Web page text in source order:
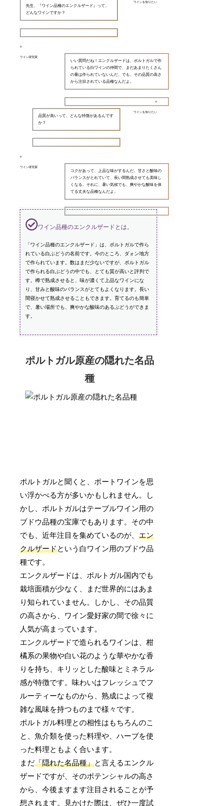
ワインを知りたい
先生、『ワイン品種のエンクルザード』って、
どんなワインですか？
ワイン研究家
いい質問だね！エンクルザードは、ポルトガルで作
られている白ワインの仲間で、まだあまりたくさん
の量は作られていないんだ。でも、その品質の高さ
から注目されている品種なんだよ。
ワインを知りたい
品質が高いって、どんな特徴があるんです
か？
ワイン研究家
コクがあって、上品な味がするんだ。甘さと酸味の
バランスがとれていて、長い間熟成させても美味し
くなる。それに、暑い気候でも、爽やかな酸味を保
てる丈夫な品種なんだよ。
ワイン品種のエンクルザードとは。
「ワイン品種のエンクルザード」は、ポルトガルで作ら
れている白ぶどうの名前です。今のところ、ダォン地方
で作られています。数はまだ少ないですが、ポルトガル
で作られる白ぶどうの中でも、とても質が高いと評判で
す。樽で熟成させると、味が濃くて上品なワインにな
り、甘みと酸味のバランスがとてもよくなります。長い
間寝かせて熟成させることもできます。育てるのも簡単
で、暑い場所でも、爽やかな酸味のあるぶどうができま
す。
ポルトガル原産の隠れた名品
種
ポルトガルと聞くと、ポートワインを思
い浮かべる方が多いかもしれません。し
かし、ポルトガルはテーブルワイン用の
ブドウ品種の宝庫でもあります。その中
でも、近年注目を集めているのが、エン
クルザードという白ワイン用のブドウ品
種です。
エンクルザードは、ポルトガル国内でも
栽培面積が少なく、まだ世界的にはあま
り知られていません。しかし、その品質
の高さから、ワイン愛好家の間で徐々に
人気が高まっています。
エンクルザードで造られるワインは、柑
橘系の果物や白い花のような華やかな香
りを持ち、キリッとした酸味とミネラル
感が特徴です。味わいはフレッシュでフ
ルーティーなものから、熟成によって複
雑な風味を持つものまで様々です。
ポルトガル料理との相性はもちろんのこ
と、魚介類を使った料理や、ハーブを使
った料理ともよく合います。
まだ「隠れた名品種」と言えるエンクル
ザードですが、そのポテンシャルの高さ
から、今後ますます注目されることが予
想されます。見かけた際は、ぜひ一度試